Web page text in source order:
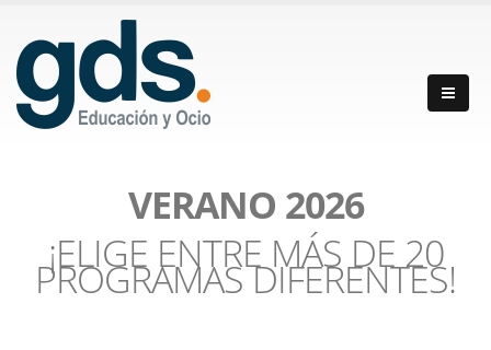
VERANO 2026
¡ELIGE ENTRE MÁS DE 20
PROGRAMAS DIFERENTES!